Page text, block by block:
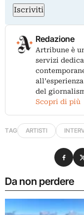
Iscriviti
Redazione
Artribune è
servizi
del
Scopri di più
TAG ARTISTI
Da non perdere